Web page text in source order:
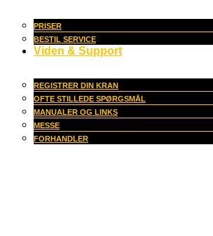
PRISER
BESTIL SERVICE
Viden & Support
REGISTRER DIN KRAN
OFTE STILLEDE SPØRGSMÅL
MANUALER OG LINKS
MESSE
FORHANDLER